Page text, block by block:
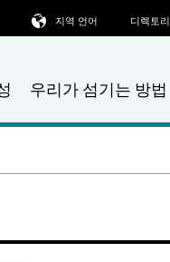
우리가 섬기는 방법
지역 언어 디렉토리